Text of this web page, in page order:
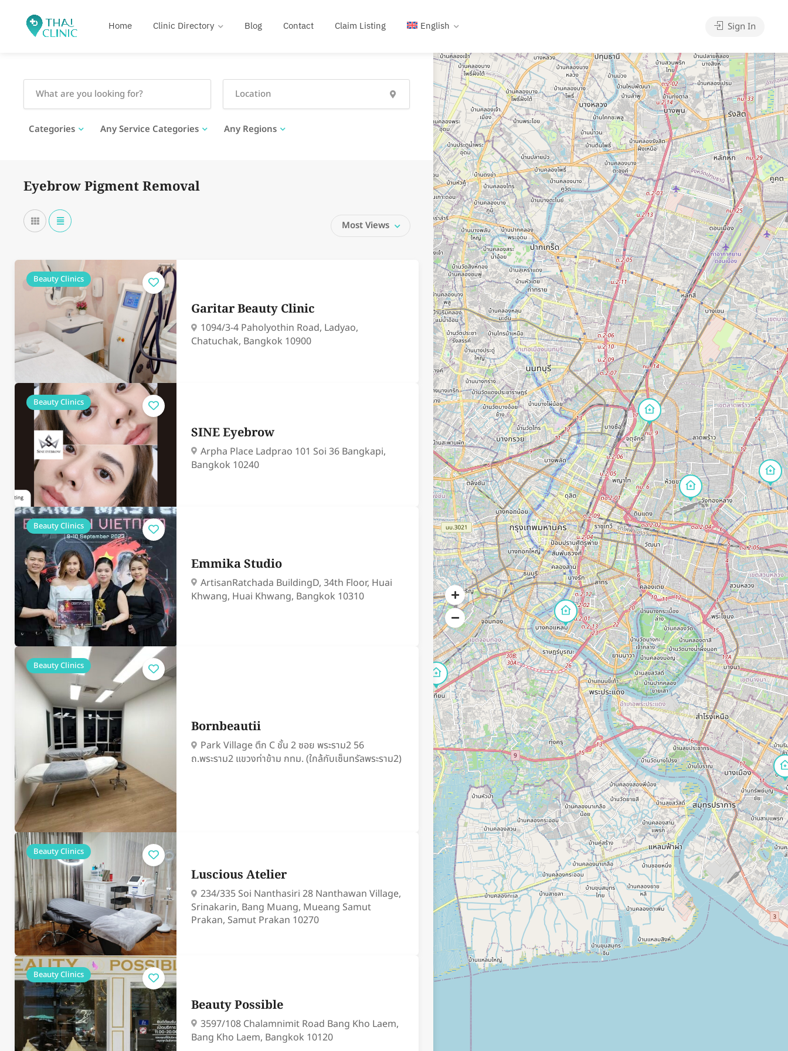
Home Clinic Directory Blog Contact Claim Listing English Sign In
Categories Any Service Categories Any Regions
Eyebrow Pigment Removal
Most Views
Beauty Clinics
Garitar Beauty Clinic
1094/3-4 Paholyothin Road, Ladyao,
Chatuchak, Bangkok 10900
Beauty Clinics
SINE Eyebrow
Arpha Place Ladprao 101 Soi 36 Bangkapi,
Bangkok 10240
Beauty Clinics
Emmika Studio
Artisan​Ratchada​ BuildingD, 34th Floor, Huai
Khwang, Huai Khwang, Bangkok 10310
Beauty Clinics
Bornbeautii
Park Village ตึก C ชั้น 2 ซอย พระราม2 56
ถ.พระราม2 แขวงท่าข้าม กทม. (ใกล้กับเซ็นทรัลพระราม2)
Beauty Clinics
Luscious Atelier
234/335 Soi Nanthasiri 28 Nanthawan Village,
Srinakarin, Bang Muang, Mueang Samut
Prakan, Samut Prakan 10270
Beauty Clinics
Beauty Possible
3597/108 Chalamnimit Road Bang Kho Laem,
Bang Kho Laem, Bangkok 10120